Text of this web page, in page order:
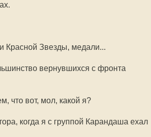
Красной Звезды, медали...
вернувшихся с фронта
что вот, мол, какой я?
когда я с группой Карандаша ехал